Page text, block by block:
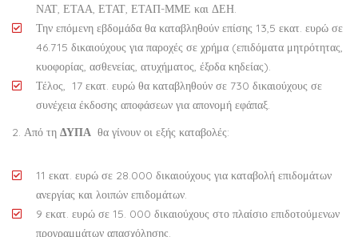
ΝΑΤ, ΕΤΑΑ, ΕΤΑΤ, ΕΤΑΠ-ΜΜΕ και ΔΕΗ.
Την επόμενη εβδομάδα θα καταβληθούν επίσης 13,5 εκατ. ευρώ σε
46.715 δικαιούχους για παροχές σε χρήμα (επιδόματα μητρότητας,
κυοφορίας, ασθενείας, ατυχήματος, έξοδα κηδείας).
Τέλος, 17 εκατ. ευρώ θα καταβληθούν σε 730 δικαιούχους σε
συνέχεια έκδοσης αποφάσεων για απονομή εφάπαξ.
2. Από τη ΔΥΠΑ θα γίνουν οι εξής καταβολές:
11 εκατ. ευρώ σε 28.000 δικαιούχους για καταβολή επιδομάτων
ανεργίας και λοιπών επιδομάτων.
9 εκατ. ευρώ σε 15. 000 δικαιούχους στο πλαίσιο επιδοτούμενων
προγραμμάτων απασχόλησης.